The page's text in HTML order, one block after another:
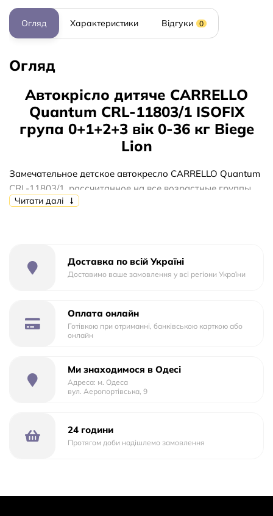
Огляд Характеристики Відгуки 0
Огляд
Автокрісло дитяче CARRELLO
Quantum CRL-11803/1 ISOFIX
група 0+1+2+3 вік 0-36 кг Biege
Lion
Замечательное детское автокресло CARRELLO Quantum
CRL-11803/1, рассчитанное на все возрастные группы,
станет незаменимым спутником в дороге во время
удовольствием, ведь он получит свое комфортное место
с удобными подлокотниками и у него появится
окно, при этом находясь в полной безопасности и имея
надежную защиту.
снять и надежный подголовник, с возможностью
регулировки по высоте - обеспечат дополнительный
Для фиксации в автомобиле система ISOFIX.
Группа 0-I-II-III
Читати далі
Доставка по всій Україні
Доставимо ваше замовлення у всі регіони України
Оплата онлайн
Готівкою при отриманні, банківською карткою або
онлайн
Ми знаходимося в Одесі
Адреса: м. Одеса
вул. Аеропортівська, 9
24 години
Протягом доби надішлемо замовлення